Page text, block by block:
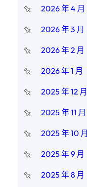
2026 年 4 月
2026 年 3 月
2026 年 2 月
2026 年 1 月
2025 年 12 月
2025 年 11 月
2025 年 10 月
2025 年 9 月
2025 年 8 月